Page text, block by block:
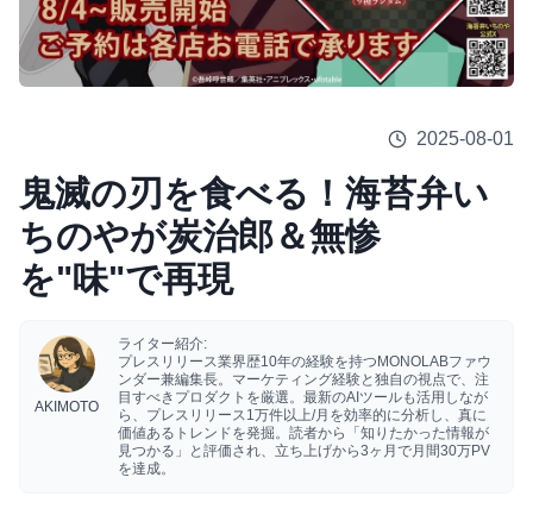
2025-08-01
鬼滅の刃を食べる！海苔弁い
ちのやが炭治郎＆無惨
を"味"で再現
AKIMOTO
ライター紹介:
プレスリリース業界歴10年の経験を持つMONOLABファウ
ンダー兼編集長。マーケティング経験と独自の視点で、注
目すべきプロダクトを厳選。最新のAIツールも活用しなが
ら、プレスリリース1万件以上/月を効率的に分析し、真に
価値あるトレンドを発掘。読者から「知りたかった情報が
見つかる」と評価され、立ち上げから3ヶ月で月間30万PV
を達成。